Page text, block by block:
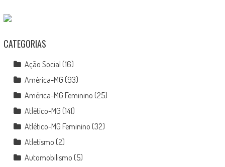
CATEGORIAS
Ação Social (16)
América-MG (93)
América-MG Feminino (25)
Atlético-MG (141)
Atlético-MG Feminino (32)
Atletismo (2)
Automobilismo (5)